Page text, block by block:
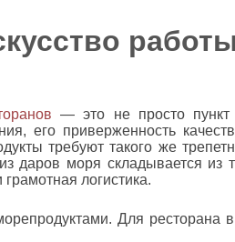
— это не просто пункт
его приверженность
требуют такого же
даров моря складывается из
логистика.
Для ресторана